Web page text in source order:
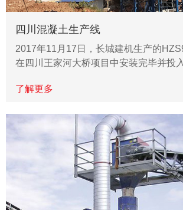
四川混凝土生产线
2017年11月17日，长城建机生产的
在四川王家河大桥项目中安装完毕并投
了解更多